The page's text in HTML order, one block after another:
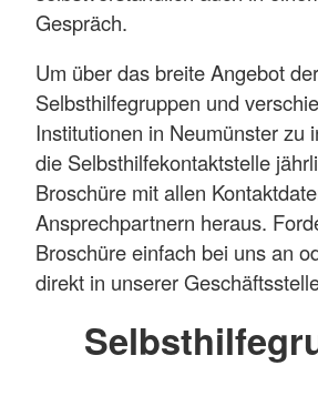
Gespräch.
Um über das breite Angebot
Selbsthilfegruppen und
Institutionen in Neumünster zu
die Selbsthilfekontaktstelle
Broschüre mit allen
Ansprechpartnern heraus.
Broschüre einfach bei uns an
direkt in unserer